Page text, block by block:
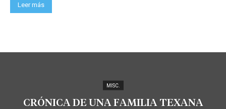
Leer más
MISC.
CRÓNICA DE UNA FAMILIA TEXANA